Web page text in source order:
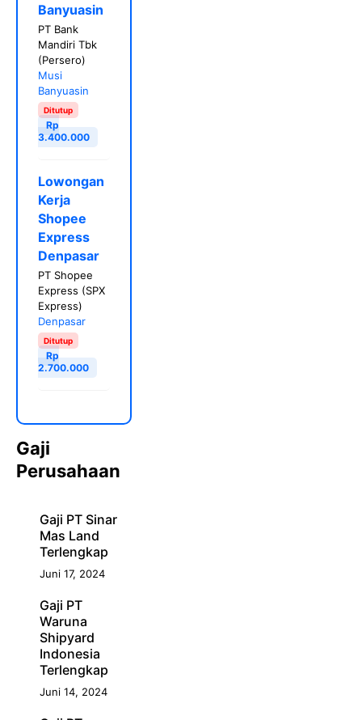
Banyuasin
PT Bank
Mandiri Tbk
(Persero)
Musi
Banyuasin
Ditutup
Rp
3.400.000
Lowongan
Kerja
Shopee
Express
Denpasar
PT Shopee
Express (SPX
Express)
Denpasar
Ditutup
Rp
2.700.000
Gaji
Perusahaan
Gaji PT Sinar
Mas Land
Terlengkap
Juni 17, 2024
Gaji PT
Waruna
Shipyard
Indonesia
Terlengkap
Juni 14, 2024